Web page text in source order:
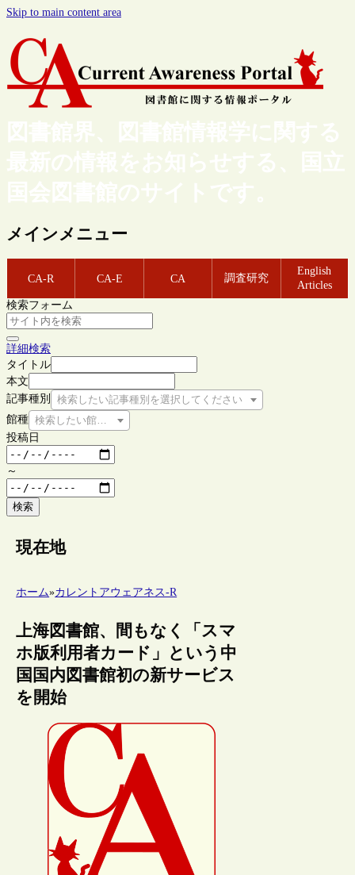
Skip to main content area
図書館界、図書館情報学に関する
最新の情報をお知らせする、国立
国会図書館のサイトです。
メインメニュー
CA-R CA-E CA 調査研究
English
Articles
検索フォーム
詳細検索
タイトル
本文
記事種別
検索したい記事種別を選択してください
館種 検索したい館種を選択してください
投稿日
～
検索
現在地
ホーム»カレントアウェアネス-R
上海図書館、間もなく「スマ
ホ版利用者カード」という中
国国内図書館初の新サービス
を開始